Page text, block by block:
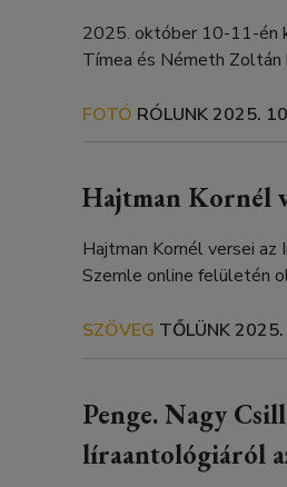
2025. október 10-11-én
Tímea és Németh
FOTÓ RÓLUNK2025.
Hajtman Kornél
Hajtman Kornél versei
Szemle online felületén
SZÖVEG TŐLÜNK2025.
Penge. Nagy
líraantológiáról